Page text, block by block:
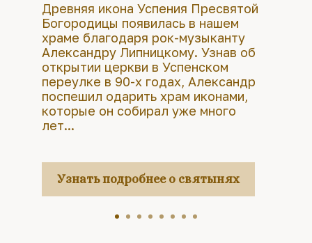
Древняя икона Успения Пресвятой
Богородицы появилась в нашем
храме благодаря рок-музыканту
Александру Липницкому. Узнав об
открытии церкви в Успенском
переулке в 90-х годах, Александр
поспешил одарить храм иконами,
которые он собирал уже много
лет...
Узнать подробнее о святынях